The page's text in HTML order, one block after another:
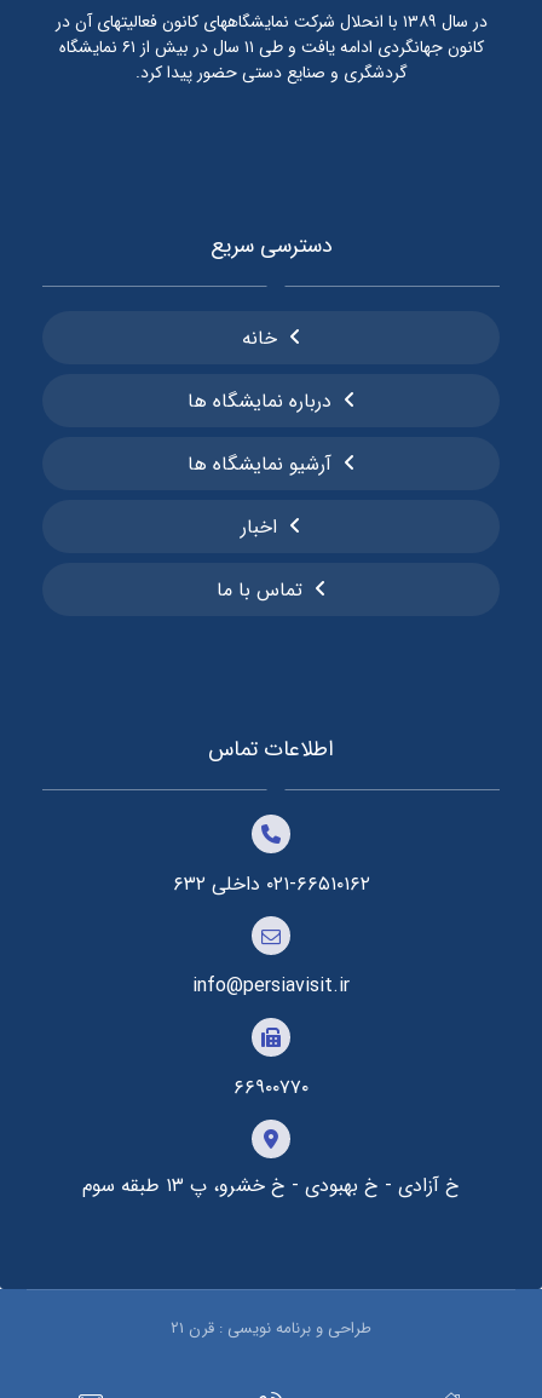
در سال ۱۳۸۹ با انحلال شرکت نمایشگاههای کانون فعالیتهای آن در
کانون جهانگردی ادامه یافت و طی ۱۱ سال در بیش از ۶۱ نمایشگاه
گردشگری و صنایع دستی حضور پیدا کرد.
دسترسی سریع
خانه
درباره نمایشگاه ها
آرشیو نمایشگاه ها
اخبار
تماس با ما
اطلاعات تماس
۰۲۱-۶۶۵۱۰۱۶۲ داخلی ۶۳۲
info@persiavisit.ir
۶۶۹۰۰۷۷۰
خ آزادی - خ بهبودی - خ خشرو، پ ۱۳ طبقه سوم
طراحی و برنامه نویسی : قرن ۲۱